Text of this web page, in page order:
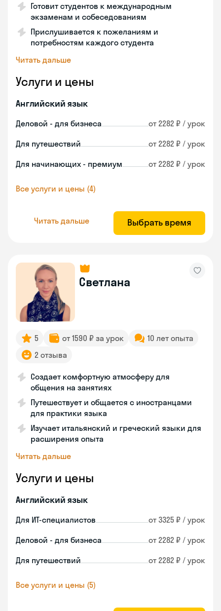
Готовит студентов к международным
экзаменам и собеседованиям
Прислушивается к пожеланиям и
потребностям каждого студента
Читать дальше
Услуги и цены
Английский язык
Деловой - для бизнеса от 2282 ₽ / урок
Для путешествий от 2282 ₽ / урок
Для начинающих - премиум от 2282 ₽ / урок
Все услуги и цены (4)
Читать дальше Выбрать время
Светлана
5 от 1590 ₽ за урок
10 лет опыта
2 отзыва
Создает комфортную атмосферу для
общения на занятиях
Путешествует и общается с иностранцами
для практики языка
Изучает итальянский и греческий языки для
расширения опыта
Читать дальше
Услуги и цены
Английский язык
Для ИТ-специалистов от 3325 ₽ / урок
Деловой - для бизнеса от 2282 ₽ / урок
Для путешествий от 2282 ₽ / урок
Все услуги и цены (5)